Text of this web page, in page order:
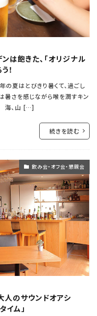
は飽きた、「オリジナル
！
の夏はとびきり暑くて、過ごし
暑さを感じながら喉を潤すキン
海、山 […]
続きを読む
飲み会・オフ会・懇親会
人のサウンドオアシ
ム」